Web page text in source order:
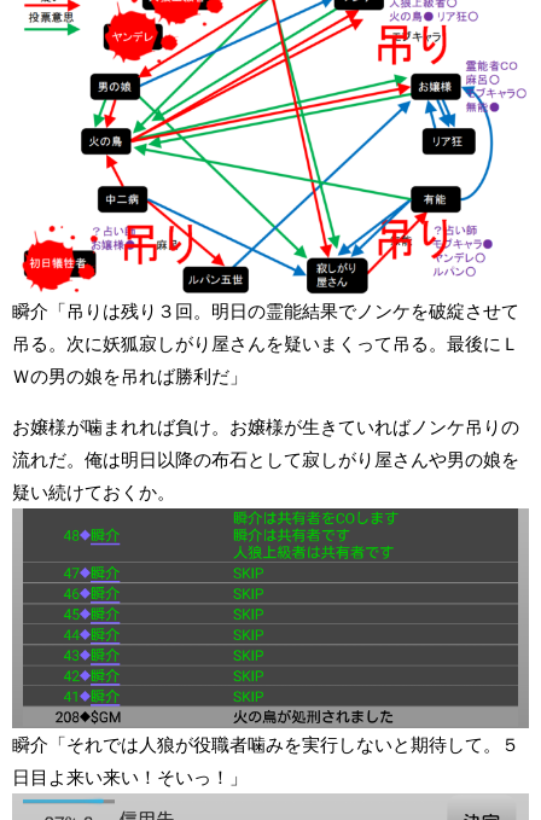
瞬介「吊りは残り３回。明日の霊能結果でノンケを破綻させて
吊る。次に妖狐寂しがり屋さんを疑いまくって吊る。最後にＬ
Ｗの男の娘を吊れば勝利だ」
お嬢様が噛まれれば負け。お嬢様が生きていればノンケ吊りの
流れだ。俺は明日以降の布石として寂しがり屋さんや男の娘を
疑い続けておくか。
瞬介「それでは人狼が役職者噛みを実行しないと期待して。５
日目よ来い来い！そいっ！」